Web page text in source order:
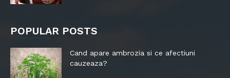
POPULAR POSTS
Cand apare ambrozia si ce afectiuni
cauzeaza?